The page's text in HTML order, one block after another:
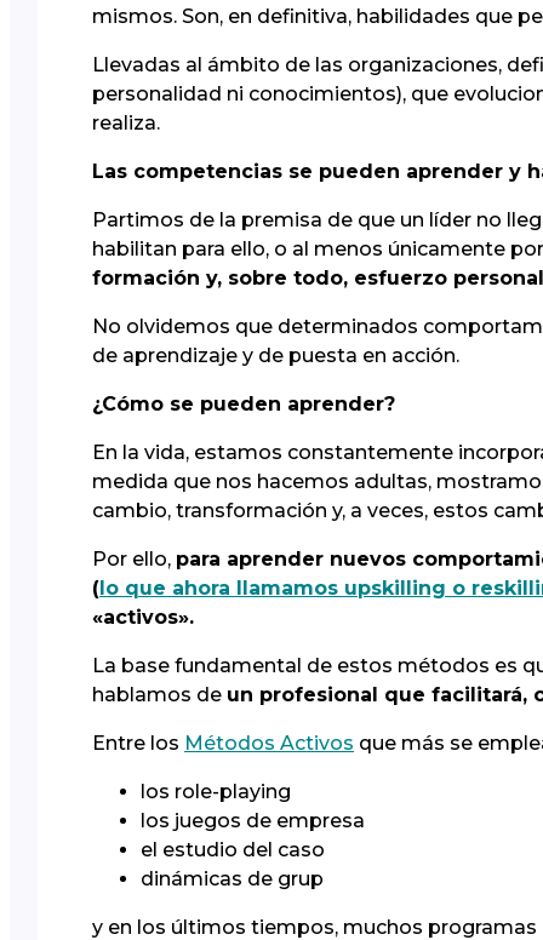
mismos. Son, en definitiva, habilidades que
Llevadas al ámbito de las organizaciones,
personalidad ni conocimientos), que
realiza.
Las competencias se pueden aprender
Partimos de la premisa de que un líder no
habilitan para ello, o al menos únicamente
formación y, sobre todo, esfuerzo
No olvidemos que determinados
de aprendizaje y de puesta en acción.
¿Cómo se pueden aprender?
En la vida, estamos constantemente
medida que nos hacemos adultas,
cambio, transformación y, a veces, estos
Por ello, para aprender nuevos
(lo que ahora llamamos upskilling o
«activos».
La base fundamental de estos métodos es
hablamos de un profesional que facilitará,
Entre los Métodos Activos que más se
los role-playing
los juegos de empresa
el estudio del caso
dinámicas de grup
y en los últimos tiempos, muchos